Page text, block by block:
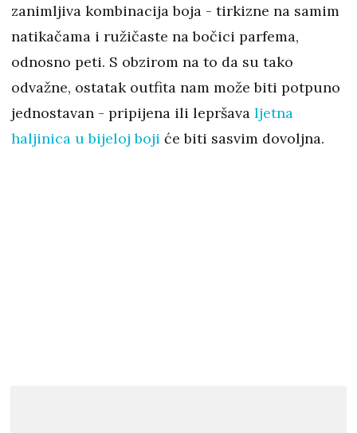
zanimljiva kombinacija boja - tirkizne na samim
natikačama i ružičaste na bočici parfema,
odnosno peti. S obzirom na to da su tako
odvažne, ostatak outfita nam može biti potpuno
jednostavan - pripijena ili lepršava ljetna
haljinica u bijeloj boji će biti sasvim dovoljna.